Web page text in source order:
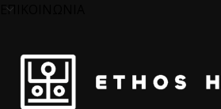
ΕΠΙΚΟΙΝΩΝΙΑ